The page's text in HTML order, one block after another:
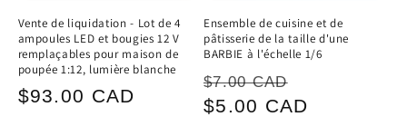
Vente de liquidation - Lot de 4
ampoules LED et bougies 12 V
remplaçables pour maison de
poupée 1:12, lumière blanche
Prix
$93.00 CAD
Ensemble de cuisine et de
pâtisserie de la taille d'une
BARBIE à l'échelle 1/6
Prix
habituel
$7.00 CAD
$5.00 CAD